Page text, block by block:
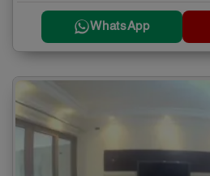
WhatsApp